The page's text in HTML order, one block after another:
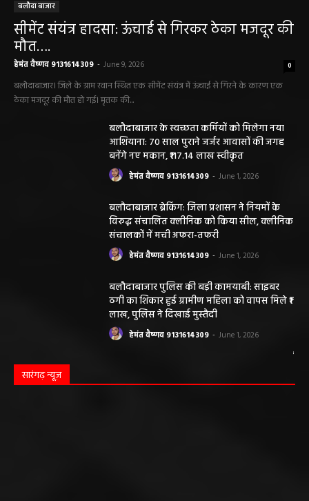
बलौदा बाजार
सीमेंट संयंत्र हादसा: ऊंचाई से गिरकर ठेका मजदूर की
मौत….
हेमंत वैष्णव 9131614309 - June 9, 2026 0
बलौदाबाजार। जिले के ग्राम रवान स्थित एक सीमेंट संयंत्र में ऊंचाई से गिरने के कारण एक
ठेका मजदूर की मौत हो गई। मृतक की...
बलौदाबाजार के स्वच्छता कर्मियों को मिलेगा नया
आशियाना: 70 साल पुराने जर्जर आवासों की जगह
बनेंगे नए मकान, ₹117.14 लाख स्वीकृत
हेमंत वैष्णव 9131614309 - June 1, 2026
बलौदाबाजार ब्रेकिंग: जिला प्रशासन ने नियमों के
विरुद्ध संचालित क्लीनिक को किया सील, क्लीनिक
संचालकों में मची अफरा-तफरी
हेमंत वैष्णव 9131614309 - June 1, 2026
बलौदाबाजार पुलिस की बड़ी कामयाबी: साइबर
ठगी का शिकार हुई ग्रामीण महिला को वापस मिले ₹1
लाख, पुलिस ने दिखाई मुस्तैदी
हेमंत वैष्णव 9131614309 - June 1, 2026
सारंगढ़ न्यूज़